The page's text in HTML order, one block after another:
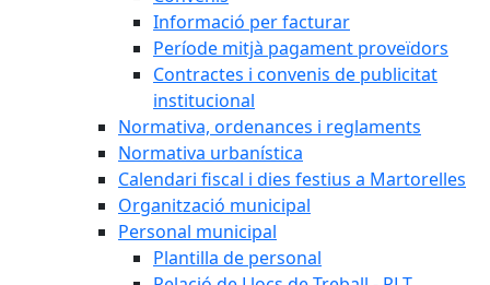
Informació per facturar
Període mitjà pagament proveïdors
Contractes i convenis de publicitat
institucional
Normativa, ordenances i reglaments
Normativa urbanística
Calendari fiscal i dies festius a Martorelles
Organització municipal
Personal municipal
Plantilla de personal